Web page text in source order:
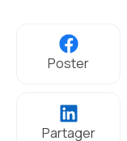
Poster
Partager